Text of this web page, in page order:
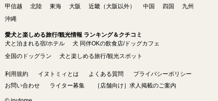
甲信越
北陸 東海 大阪 近畿（大阪以外） 中国 四国
九州
沖縄
愛犬と楽しめる旅行/観光情報 ランキング＆クチコミ
犬と泊まれる宿/ホテル
犬 同伴OKの飲食店/ドッグカフェ
全国のドッグラン
犬と楽しめる旅行/観光スポット
利用規約 イヌトミィとは よくある質問
プライバシーポリシー
お問い合わせ
ライター募集 ［店舗向け］求人掲載のご案内